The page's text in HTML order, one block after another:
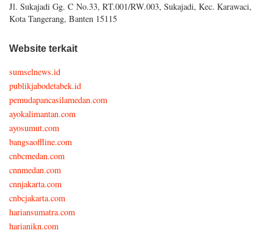
Jl. Sukajadi Gg. C No.33, RT.001/RW.003, Sukajadi, Kec. Karawaci,
Kota Tangerang, Banten 15115
Website terkait
sumselnews.id
publikjabodetabek.id
pemudapancasilamedan.com
ayokalimantan.com
ayosumut.com
bangsaoffline.com
cnbcmedan.com
cnnmedan.com
cnnjakarta.com
cnbcjakarta.com
hariansumatra.com
harianikn.com